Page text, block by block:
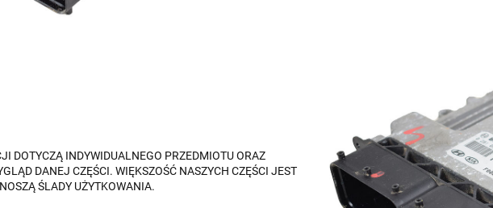
DOTYCZĄ INDYWIDUALNEGO PRZEDMIOTU ORAZ
DANEJ CZĘŚCI. WIĘKSZOŚĆ NASZYCH CZĘŚCI JEST
ŚLADY UŻYTKOWANIA.